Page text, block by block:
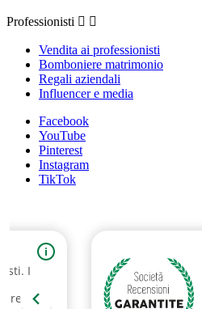
Professionisti  
Vendita ai professionisti
Bomboniere matrimonio
Regali aziendali
Influencer e media
Facebook
YouTube
Pinterest
Instagram
TikTok